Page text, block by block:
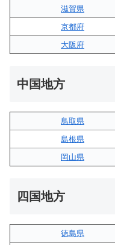
滋賀県
京都府
大阪府
中国地方
鳥取県
島根県
岡山県
四国地方
徳島県